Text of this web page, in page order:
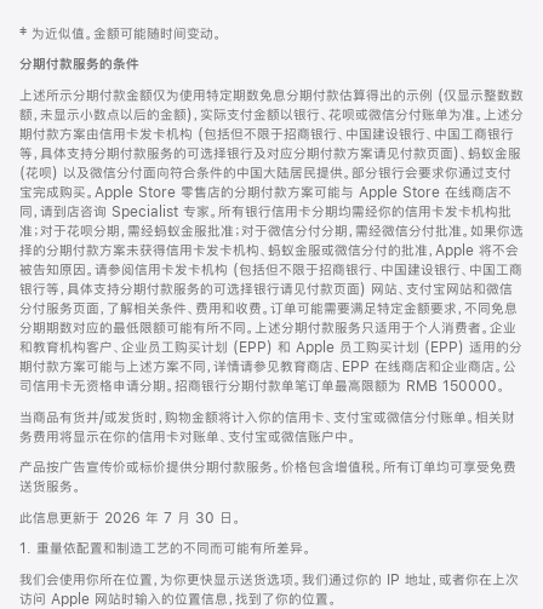
页
页
脚
注
‡ 为近似值。金额可能随时间变动。
分期付款服务的条件
上述所示分期付款金额仅为使用特定期数免息分期付款估算得出的示例 (仅显示整数数
额，未显示小数点以后的金额)，实际支付金额以银行、花呗或微信分付账单为准。上述分
期付款方案由信用卡发卡机构 (包括但不限于招商银行、中国建设银行、中国工商银行
等，具体支持分期付款服务的可选择银行及对应分期付款方案请见付款页面)、蚂蚁金服
(花呗) 以及微信分付面向符合条件的中国大陆居民提供。部分银行会要求你通过支付
宝完成购买。Apple Store 零售店的分期付款方案可能与 Apple Store 在线商店不
同，请到店咨询 Specialist 专家。所有银行信用卡分期均需经你的信用卡发卡机构批
准；对于花呗分期，需经蚂蚁金服批准；对于微信分付分期，需经微信分付批准。如果你选
择的分期付款方案未获得信用卡发卡机构、蚂蚁金服或微信分付的批准，Apple 将不会
被告知原因。请参阅信用卡发卡机构 (包括但不限于招商银行、中国建设银行、中国工商
银行等，具体支持分期付款服务的可选择银行请见付款页面) 网站、支付宝网站和微信
分付服务页面，了解相关条件、费用和收费。订单可能需要满足特定金额要求，不同免息
分期期数对应的最低限额可能有所不同。上述分期付款服务只适用于个人消费者。企业
和教育机构客户、企业员工购买计划 (EPP) 和 Apple 员工购买计划 (EPP) 适用的分
期付款方案可能与上述方案不同，详情请参见教育商店、EPP 在线商店和企业商店。公
司信用卡无资格申请分期。招商银行分期付款单笔订单最高限额为 RMB 150000。
当商品有货并/或发货时，购物金额将计入你的信用卡、支付宝或微信分付账单。相关财
务费用将显示在你的信用卡对账单、支付宝或微信账户中。
产品按广告宣传价或标价提供分期付款服务。价格包含增值税。所有订单均可享受免费
送货服务。
此信息更新于 2026 年 7 月 30 日。
1. 重量依配置和制造工艺的不同而可能有所差异。
我们会使用你所在位置，为你更快显示送货选项。我们通过你的 IP 地址，或者你在上次
访问 Apple 网站时输入的位置信息，找到了你的位置。